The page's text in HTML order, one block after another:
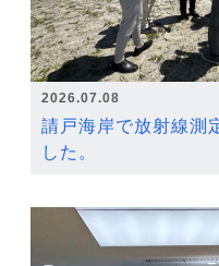
2026.07.08
請戸海岸で放射線測
した。